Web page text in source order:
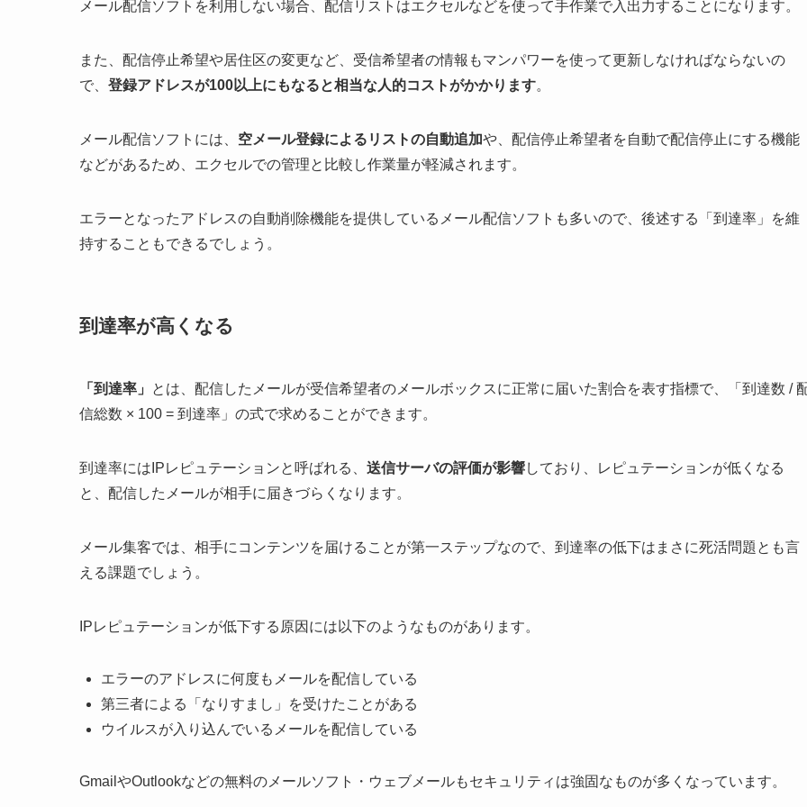
メール配信ソフトを利用しない場合、配信リストはエクセルなどを使って手作業で入出力することになります。
また、配信停止希望や居住区の変更など、受信希望者の情報もマンパワーを使って更新しなければならないの
で、 登録アドレスが100以上にもなると相当な人的コストがかかります。
メール配信ソフトには、 空メール登録によるリストの自動追加や、配信停止希望者を自動で配信停止にする機能
などがあるため、エクセルでの管理と比較し作業量が軽減されます。
エラーとなったアドレスの自動削除機能を提供しているメール配信ソフトも多いので、後述する「到達率」を維
持することもできるでしょう。
到達率が高くなる
「到達率」
とは、配信したメールが受信希望者のメールボックスに正常に届いた割合を表す指標で、「到達数 /
信総数 × 100 = 到達率」の式で求めることができます。
到達率にはIPレピュテーションと呼ばれる、 送信サーバの評価が影響しており、レピュテーションが低くなる
と、配信したメールが相手に届きづらくなります。
メール集客では、相手にコンテンツを届けることが第一ステップなので、到達率の低下はまさに死活問題とも言
える課題でしょう。
IPレピュテーションが低下する原因には以下のようなものがあります。
エラーのアドレスに何度もメールを配信している
第三者による「なりすまし」を受けたことがある
ウイルスが入り込んでいるメールを配信している
GmailやOutlookなどの無料のメールソフト・ウェブメールもセキュリティは強固なものが多くなっています。